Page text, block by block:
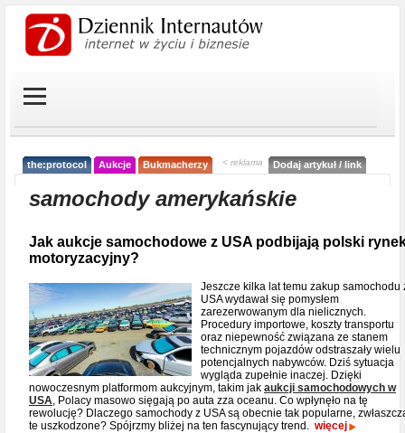
the:protocol Aukcje Bukmacherzy < reklama Dodaj artykuł / link
samochody amerykańskie
Jak aukcje samochodowe z USA podbijają polski
motoryzacyjny?
Jeszcze kilka lat temu zakup samochodu
USA wydawał się pomysłem
zarezerwowanym dla nielicznych.
Procedury importowe, koszty transportu
oraz niepewność związana ze stanem
technicznym pojazdów odstraszały wielu
potencjalnych nabywców. Dziś sytuacja
wygląda zupełnie inaczej. Dzięki
nowoczesnym platformom aukcyjnym, takim jak aukcji samochodowych w
USA, Polacy masowo sięgają po auta zza oceanu. Co wpłynęło na tę
rewolucję? Dlaczego samochody z USA są obecnie tak popularne,
te uszkodzone? Spójrzmy bliżej na ten fascynujący trend. więcej